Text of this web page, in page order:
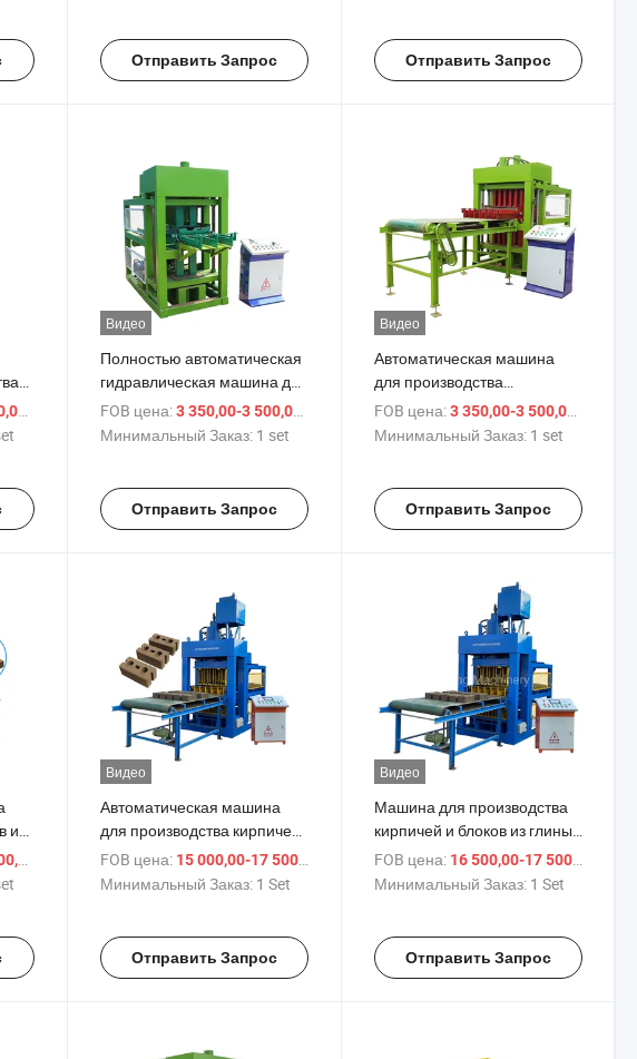
Отправить Запрос Отправить Запрос
$
Видео
Полностью автоматическая
гидравлическая машина для
производства кирпичей из
глины цена
FOB цена: 3 350,00-3 500,00 $
Минимальный Заказ: 1 set
Отправить Запрос
Видео
Автоматическая машина
для производства
межкирпичных блоков из
грунта в Нигерии
FOB цена: 3 350,00-3 500,00 $
Минимальный Заказ: 1 set
Отправить Запрос
из
$
Видео
Автоматическая машина
для производства кирпичей
из глины и цемента с
межблоковым соединением,
FOB цена: 15 000,00-17 500,00 $
Минимальный Заказ: 1 Set
Отправить Запрос
Видео
Машина для производства
кирпичей и блоков из глины
в Пакистане на продажу
FOB цена: 16 500,00-17 500,00 $
Минимальный Заказ: 1 Set
Отправить Запрос